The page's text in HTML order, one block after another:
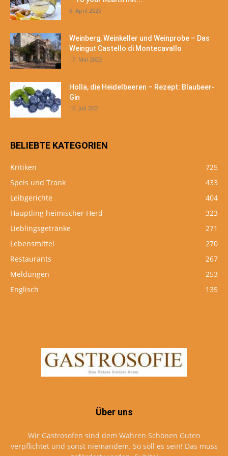
6. April 2020
Weinberg, Weinkeller und Weinprobe – Das
Weingut Castello di Montecavallo
17. Mai 2023
Holla, die Heidelbeeren – Rezept: Blaubeer-
Gin
16. Juli 2021
BELIEBTE KATEGORIEN
Kritiken
725
Speis und Trank
433
Leibgerichte
404
Häuptling heimischer Herd
323
Lieblingsgetränke
271
Lebensmittel
270
Restaurants
267
Meldungen
253
Englisch
135
Über uns
Wir Gastrosofen sind dem Wahren Schönen Guten
verpflichtet und sonst niemandem. So soll es sein! Das muss